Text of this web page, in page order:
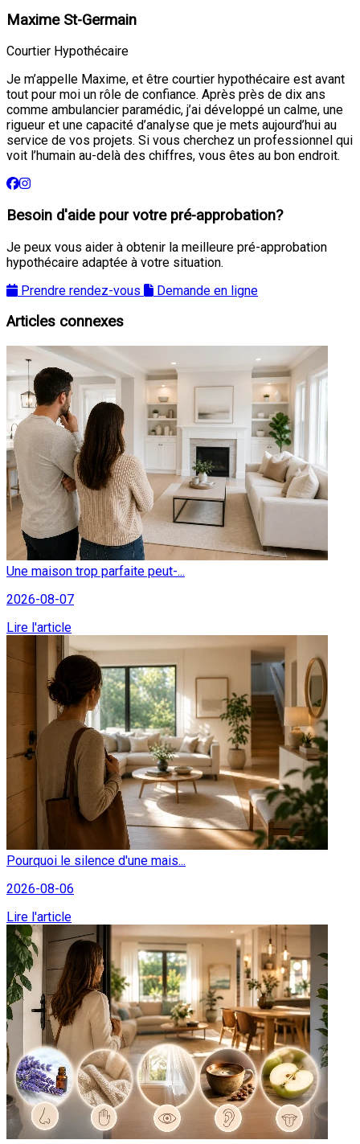
Maxime St-Germain
Courtier Hypothécaire
Je m’appelle Maxime, et être courtier hypothécaire est avant
tout pour moi un rôle de confiance. Après près de dix ans
comme ambulancier paramédic, j’ai développé un calme, une
rigueur et une capacité d’analyse que je mets aujourd’hui au
service de vos projets. Si vous cherchez un professionnel qui
voit l’humain au-delà des chiffres, vous êtes au bon endroit.
Besoin d'aide pour votre pré-approbation?
Je peux vous aider à obtenir la meilleure pré-approbation
hypothécaire adaptée à votre situation.
Prendre rendez-vous
Demande en ligne
Articles connexes
Une maison trop parfaite peut-...
2026-08-07
Lire l'article
Pourquoi le silence d'une mais...
2026-08-06
Lire l'article